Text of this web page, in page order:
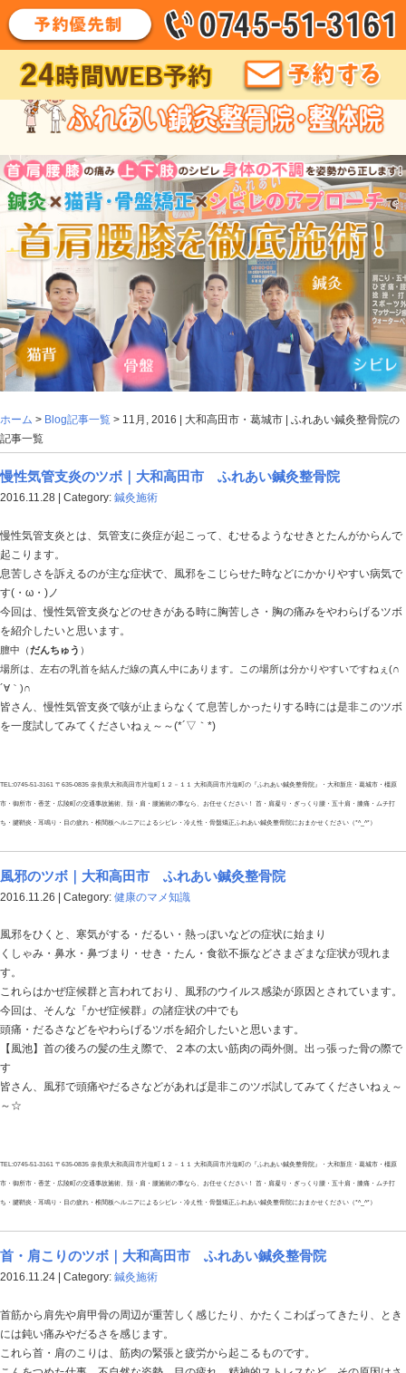
ホーム>Blog記事一覧> 11月, 2016 | 大和高田市・葛城
記事一覧
慢性気管支炎のツボ｜大和高田市 ふれあい
2016.11.28 | Category:鍼灸施術
慢性気管支炎とは、気管支に炎症が起こって、むせるよ
起こります。
息苦しさを訴えるのが主な症状で、風邪をこじらせた時
今回は、慢性気管支炎などのせきがある時に胸苦しさ・
膻中（ だんちゅう ）
場所は、左右の乳首を結んだ線の真ん中にあります。この場
´∀｀)∩
皆さん、慢性気管支炎で咳が止まらなくて息苦しかった
を一度試してみてくださいねぇ～～(*´▽｀*)
市・御所市・香芝・広陵町の交通事故施術、頚・肩・腰施術の事なら、お任せください！ 首・肩
風邪のツボ｜大和高田市 ふれあい鍼灸整骨
風邪をひくと、寒気がする・だるい・熱っぽいなどの症